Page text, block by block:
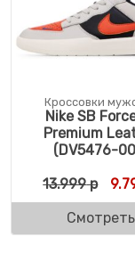
Кроссовки
Nike SB
Premium
(DV5476-
13.999р
Смотреть